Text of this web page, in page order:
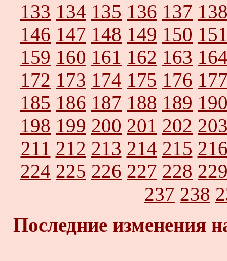
133 134 135 136 137
146 147 148 149 150
159 160 161 162 163
172 173 174 175 176
185 186 187 188 189
198 199 200 201 202
211 212 213 214 215
224 225 226 227 228
237 238
Последние изменения